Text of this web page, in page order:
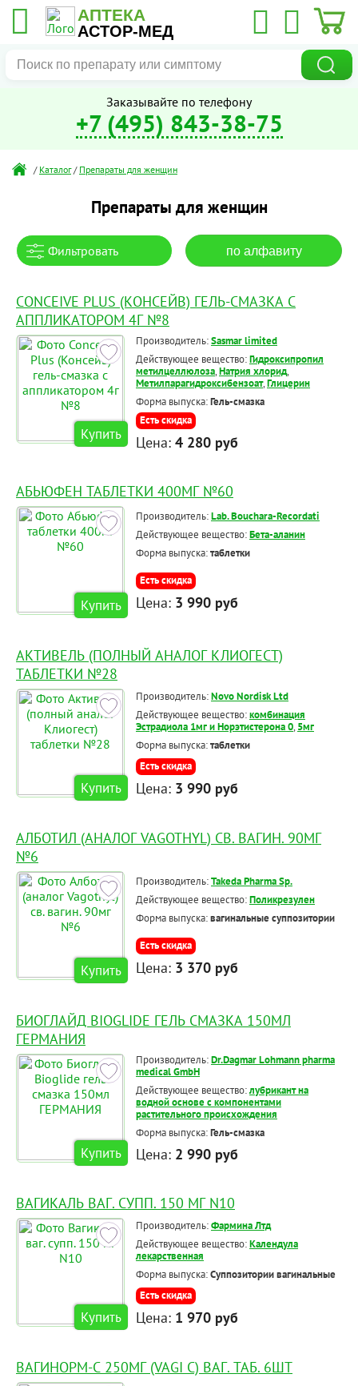
АПТЕКА
АСТОР-МЕД
Заказывайте по телефону
+7 (495) 843-38-75
/ Каталог / Препараты для женщин
Препараты для женщин
Фильтровать по алфавиту
CONCEIVE PLUS (КОНСЕЙВ) ГЕЛЬ-СМАЗКА С
АППЛИКАТОРОМ 4Г №8
Купить
Производитель:Sasmar limited
Действующее вещество:Гидроксипропил
метилцеллюлоза,Натрия хлорид,
Метилпарагидроксибензоат,Глицерин
Форма выпуска:Гель-смазка
Есть скидка
Цена: 4 280 руб
АБЬЮФЕН ТАБЛЕТКИ 400МГ №60
Купить
Производитель:Lab. Bouchara-Recordati
Действующее вещество:Бета-аланин
Форма выпуска:таблетки
Есть скидка
Цена: 3 990 руб
АКТИВЕЛЬ (ПОЛНЫЙ АНАЛОГ КЛИОГЕСТ)
ТАБЛЕТКИ №28
Купить
Производитель:Novo Nordisk Ltd
Действующее вещество:комбинация
Эстрадиола 1мг и Норэтистерона 0, 5мг
Форма выпуска:таблетки
Есть скидка
Цена: 3 990 руб
АЛБОТИЛ (АНАЛОГ VAGOTHYL) СВ. ВАГИН. 90МГ
№6
Купить
Производитель:Takeda Pharma Sp.
Действующее вещество:Поликрезулен
Форма выпуска:вагинальные суппозитории
Есть скидка
Цена: 3 370 руб
БИОГЛАЙД BIOGLIDE ГЕЛЬ СМАЗКА 150МЛ
ГЕРМАНИЯ
Купить
Производитель:Dr.Dagmar Lohmann pharma
medical GmbH
Действующее вещество:лубрикант на
водной основе с компонентами
растительного происхождения
Форма выпуска:Гель-смазка
Цена: 2 990 руб
ВАГИКАЛЬ ВАГ. СУПП. 150 МГ N10
Купить
Производитель:Фармина Лтд
Действующее вещество:Календула
лекарственная
Форма выпуска:Суппозитории вагинальные
Есть скидка
Цена: 1 970 руб
ВАГИНОРМ-С 250МГ (VAGI C) ВАГ. ТАБ. 6ШТ